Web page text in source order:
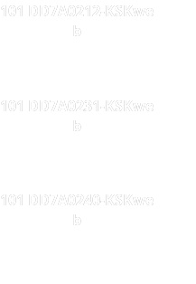
101 DD7A0212-KSKwe
b
101 DD7A0231-KSKwe
b
101 DD7A0240-KSKwe
b